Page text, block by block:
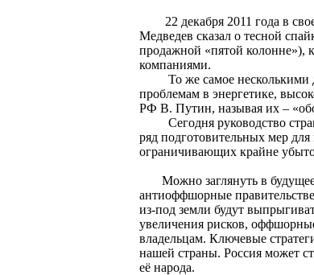
22 декабря 2011 года в
Медведев сказал о тесной
продажной «пятой колонне»),
компаниями.
То же самое несколькими
проблемам в энергетике,
РФ В. Путин, называя их –
Сегодня руководство
ряд подготовительных мер
ограничивающих крайне
Можно заглянуть в будущее -
антиоффшорные
из-под земли будут
увеличения рисков,
владельцам. Ключевые
нашей страны. Россия может
её народа.